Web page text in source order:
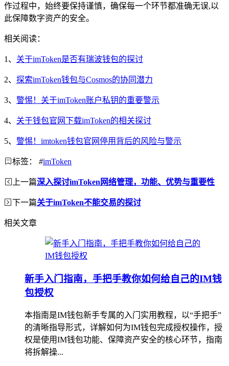
作过程中，始终要保持谨慎，确保每一个环节都准确无误,以
此保障数字资产的安全。
相关阅读：
1、 关于imToken是否有瑞波钱包的探讨
2、 探索imToken钱包与Cosmos的协同潜力
3、 警惕！关于imToken账户私钥的重要警示
4、 关于钱包官网下载imToken的相关探讨
5、 警惕！imtoken钱包官网停用背后的风险与警示
标签： #imToken
上一篇深入探讨imToken网络管理，功能、优势与重要性
下一篇关于imToken不能交易的探讨
相关文章
新手入门指南，手把手教你如何给自己的IM钱
包授权
本指南是IM钱包新手专属的入门实用教程，以“手把手”
的清晰指导形式，详解如何为IM钱包完成授权操作，授
权是使用IM钱包功能、保障资产安全的核心环节，指南
将拆解操...